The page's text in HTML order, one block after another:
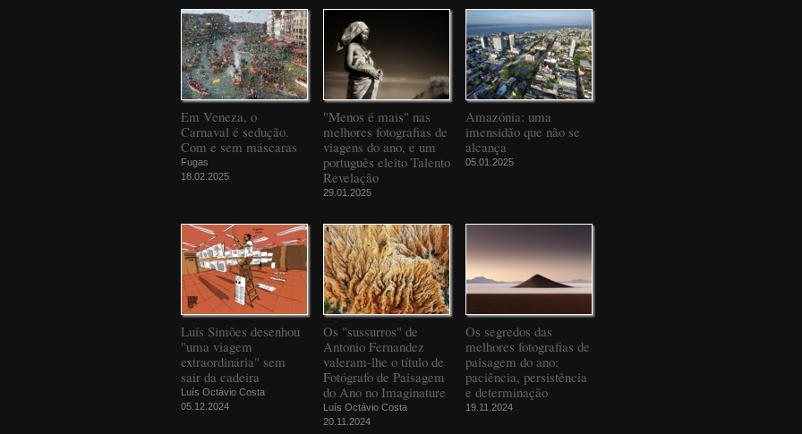
Em Veneza, o
Carnaval é sedução.
Com e sem máscaras
Fugas
18.02.2025
"Menos é mais" nas
melhores fotografias de
viagens do ano, e um
português eleito Talento
Revelação
29.01.2025
Amazónia: uma
imensidão que não se
alcança
05.01.2025
Luís Simões desenhou
"uma viagem
extraordinária" sem
sair da cadeira
Luís Octávio Costa
05.12.2024
Os "sussurros" de
Antonio Fernandez
valeram-lhe o título de
Fotógrafo de Paisagem
do Ano no Imaginature
Luís Octávio Costa
20.11.2024
Os segredos das
melhores fotografias de
paisagem do ano:
paciência, persistência
e determinação
19.11.2024